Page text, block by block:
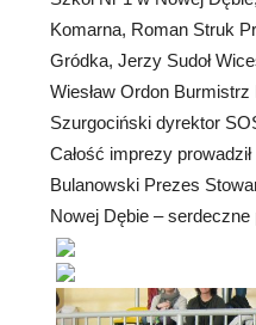
Komarna, Roman Struk
Gródka, Jerzy Sudoł
Wiesław Ordon
Szurgociński dyrektor
Całość imprezy
Bulanowski Prezes
Nowej Dębie – serdeczne